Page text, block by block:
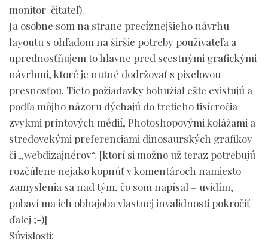
monitor-čitateľ).
Ja osobne som na strane precíznejšieho návrhu
layoutu s ohľadom na širšie potreby používateľa a
uprednosťňujem to hlavne pred scestnými grafickými
návrhmi, ktoré je nutné dodržovať s pixelovou
presnosťou. Tieto požiadavky bohužiaľ ešte existujú a
podľa môjho názoru dýchajú do tretieho tisícročia
zvykmi printových médií, Photoshopovými kolážami a
stredovekými preferenciami dinosaurských grafikov
či „webdizajnérov“. [ktorí si možno už teraz potrebujú
rozčúlene nejako kopnúť v komentároch namiesto
zamyslenia sa nad tým, čo som napísal – uvidím,
pobaví ma ich obhajoba vlastnej invalidnosti pokročiť
ďalej ;-)]
Súvislosti: